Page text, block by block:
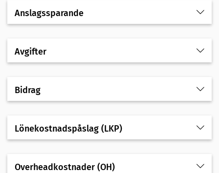
Anslagssparande
Avgifter
Bidrag
Lönekostnadspåslag (LKP)
Overheadkostnader (OH)